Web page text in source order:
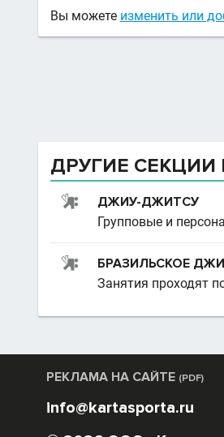
Вы можете изменить или
ДРУГИЕ СЕКЦИИ
ДЖИУ-ДЖИТСУ
Групповые и
БРАЗИЛЬСКОЕ
Занятия проходят
РЕКЛАМА НА САЙТЕ (PDF)
info@kartasporta.ru